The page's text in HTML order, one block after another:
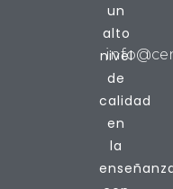
un
alto
nivel
de
calidad
en
la